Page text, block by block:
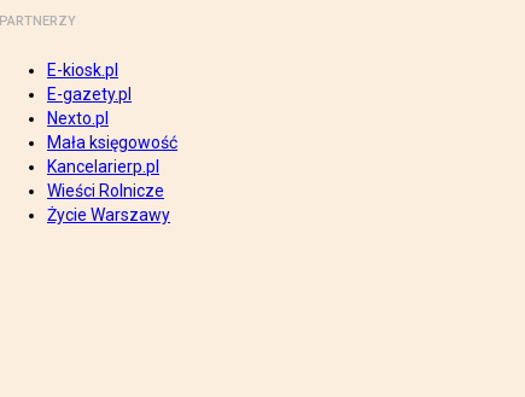
PARTNERZY
E-kiosk.pl
E-gazety.pl
Nexto.pl
Mała księgowość
Kancelarierp.pl
Wieści Rolnicze
Życie Warszawy